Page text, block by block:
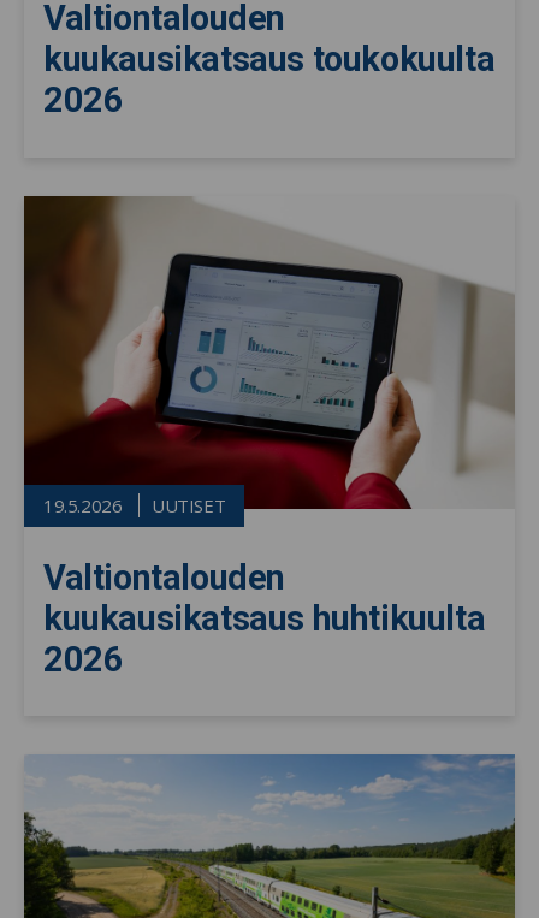
Valtiontalouden
kuukausikatsaus toukokuulta
2026
19.5.2026 UUTISET
Valtiontalouden
kuukausikatsaus huhtikuulta
2026